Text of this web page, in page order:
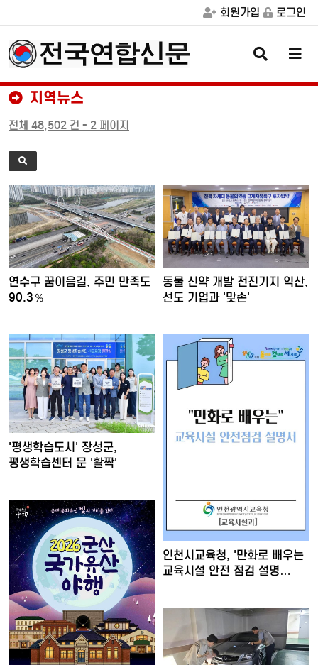
회원가입 로그인
검
색
버
메
버
지역뉴스
전체 48,502 건 - 2 페이지
연수구 꿈이음길, 주민 만족도
90.3％
동물 신약 개발 전진기지 익산,
선도 기업과 '맞손'
'평생학습도시' 장성군,
평생학습센터 문 '활짝'
인천시교육청, '만화로 배우는
교육시설 안전 점검 설명…